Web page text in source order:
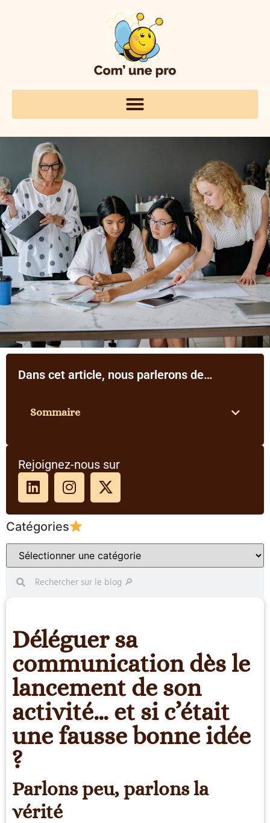
Déléguer sa
communication dès le
lancement de son
activité… et si c’était
une fausse bonne idée
?
Parlons peu, parlons la
vérité
Dans cet article, nous parlerons de…
Sommaire
Rejoignez-nous sur
Catégories